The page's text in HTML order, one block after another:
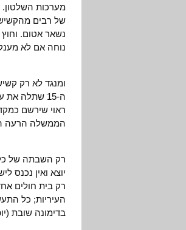
מערכות השלטון.
של רבים
נשאר אטום. וחוץ
נוחה אם לא
ומנגד לא רק
ה-15 שתלה
ראוי שירשם
הממשלה הרעה
רק השבתה של כל
יוצא ואין נכנס
רק בית חולים
העיריות; כל
בדימונה שובת